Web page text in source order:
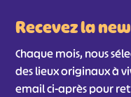
Recevez la
Chaque mois, nous
des lieux originaux à
email ci-après pour